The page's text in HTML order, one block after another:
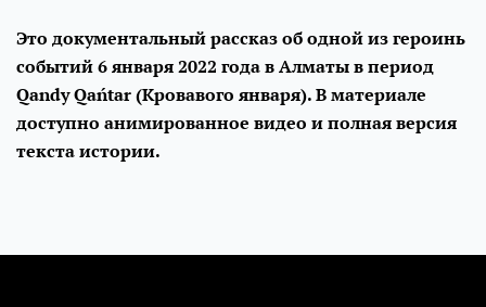
Это документальный рассказ об одной из героинь
событий 6 января 2022 года в Алматы в период
Qandy Qańtar (Кровавого января). В материале
доступно анимированное видео и полная версия
текста истории.